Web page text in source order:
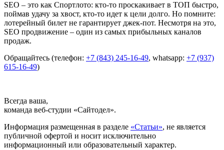
SEO – это как Спортлото: кто-то проскакивает в ТОП быстро,
поймав удачу за хвост, кто-то идет к цели долго. Но помните:
лотерейный билет не гарантирует джек-пот. Несмотря на это,
SEO продвижение – один из самых прибыльных каналов
продаж.
Обращайтесь (телефон: +7 (843) 245-16-49, whatsapp: +7 (937)
615-16-49)
Всегда ваша,
команда веб-студии «Сайтодел».
Информация размещенная в разделе «Статьи», не является
публичной офертой и носит исключительно
информационный или образовательный характер.